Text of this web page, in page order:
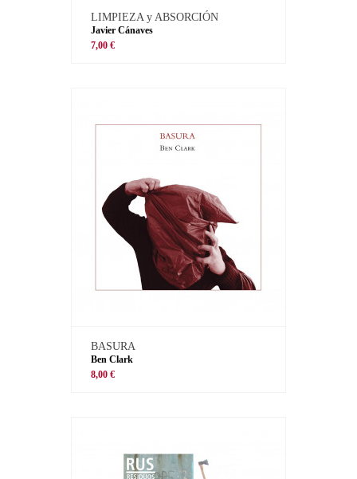
LIMPIEZA y ABSORCIÓN
Javier Cánaves
7,00 €
BASURA
Ben Clark
8,00 €